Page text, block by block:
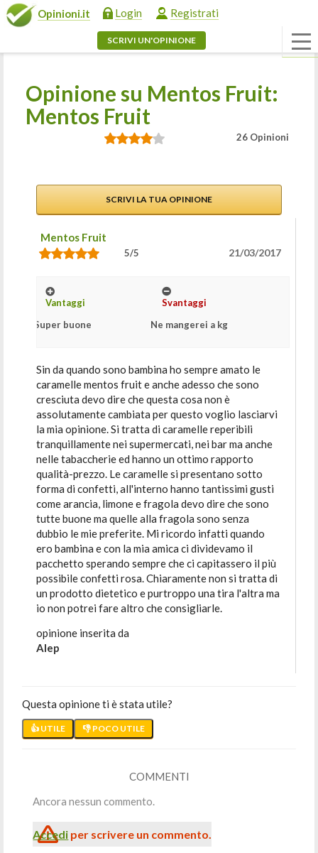
Opinioni.it Login Registrati
SCRIVI UN'OPINIONE
Opinione su Mentos Fruit:
Mentos Fruit
26 Opinioni
SCRIVI LA TUA OPINIONE
Mentos Fruit
5/5 21/03/2017
Vantaggi
Super buone
Svantaggi
Ne mangerei a kg
Sin da quando sono bambina ho sempre amato le
caramelle mentos fruit e anche adesso che sono
cresciuta devo dire che questa cosa non è
assolutamente cambiata per questo voglio lasciarvi
la mia opinione. Si tratta di caramelle reperibili
tranquillamente nei supermercati, nei bar ma anche
nelle tabaccherie ed hanno un ottimo rapporto
qualità-prezzo. Le caramelle si presentano sotto
forma di confetti, all'interno hanno tantissimi gusti
come arancia, limone e fragola devo dire che sono
tutte buone ma quelle alla fragola sono senza
dubbio le mie preferite. Mi ricordo infatti quando
ero bambina e con la mia amica ci dividevamo il
pacchetto sperando sempre che ci capitassero il più
possibile confetti rosa. Chiaramente non si tratta di
un prodotto dietetico e purtroppo una tira l'altra ma
io non potrei fare altro che consigliarle.
opinione inserita da
Alep
Questa opinione ti è stata utile?
👍 UTILE 👎 POCO UTILE
COMMENTI
Ancora nessun commento.
Accedi per scrivere un commento.